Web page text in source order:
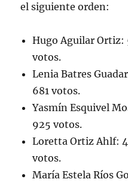
el siguiente orden:
Hugo Aguilar
votos.
Lenia Batres
681 votos.
Yasmín Esquivel
925 votos.
Loretta Ortiz Ahlf:
votos.
María Estela Ríos